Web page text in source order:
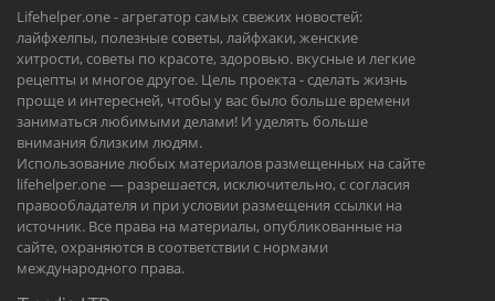
Lifehelper.one - агрегатор самых свежих новостей:
лайфхелпы, полезные советы, лайфхаки, женские
хитрости, советы по красоте, здоровью. вкусные и легкие
рецепты и многое другое. Цель проекта - сделать жизнь
проще и интересней, чтобы у вас было больше времени
заниматься любимыми делами! И уделять больше
внимания близким людям.
Использование любых материалов размещенных на сайте
lifehelper.one — разрешается, исключительно, с согласия
правообладателя и при условии размещения ссылки на
источник. Все права на материалы, опубликованные на
сайте, охраняются в соответствии с нормами
международного права.